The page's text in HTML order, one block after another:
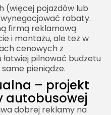
(więcej pojazdów lub
wynegocjować rabaty.
firmą reklamową
i montażu, ale też w
cenowych z
pilnować budżetu
pieniądze.
– projekt
autobusowej
dobrej reklamy na